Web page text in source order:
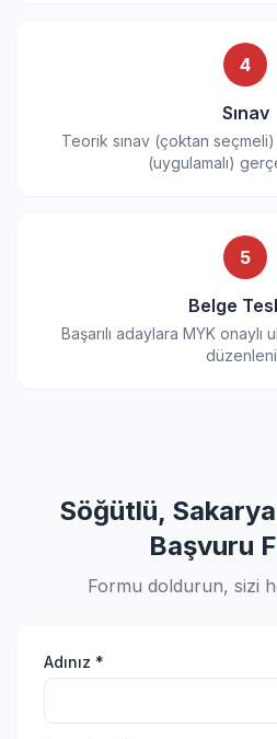
4
Sınav
Teorik sınav (çoktan seçmeli)
(uygulamalı)
5
Belge
Başarılı adaylara MYK
Söğütlü, Sakarya
Başvuru
Formu doldurun, sizi
Adınız *